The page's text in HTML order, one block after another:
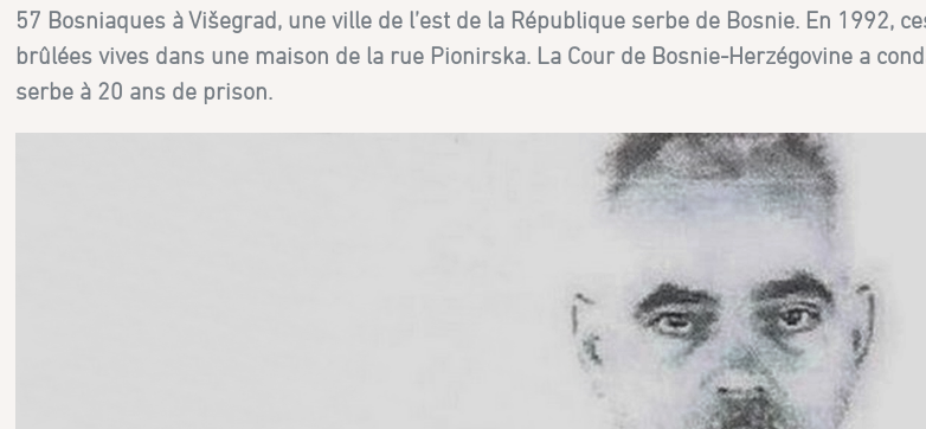
57 Bosniaques à Višegrad, une ville de l’est de la République serbe de Bosnie. En 1992,
brûlées vives dans une maison de la rue Pionirska. La Cour de Bosnie-Herzégovine a
serbe à 20 ans de prison.